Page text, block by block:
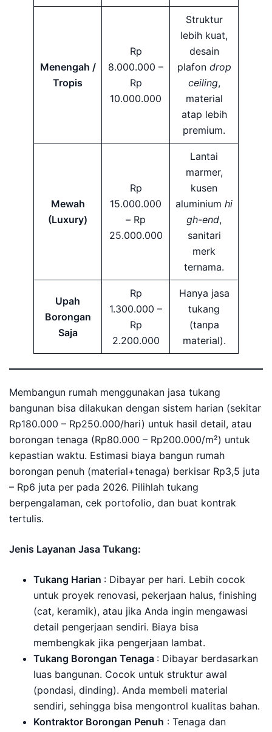
Menengah /
Tropis
Rp
8.000.000 –
Rp
10.000.000
Struktur
lebih kuat,
desain
plafon drop
ceiling,
material
atap lebih
premium.
Mewah
(Luxury)
Rp
15.000.000
– Rp
25.000.000
Lantai
marmer,
kusen
aluminium hi
gh-end,
sanitari
merk
ternama.
Upah
Borongan
Saja
Rp
1.300.000 –
Rp
2.200.000
Hanya jasa
tukang
(tanpa
material).
Membangun rumah menggunakan jasa tukang
bangunan bisa dilakukan dengan sistem harian (sekitar
Rp180.000 – Rp250.000/hari) untuk hasil detail, atau
borongan tenaga (Rp80.000 – Rp200.000/m²) untuk
kepastian waktu. Estimasi biaya bangun rumah
borongan penuh (material+tenaga) berkisar Rp3,5 juta
– Rp6 juta per pada 2026. Pilihlah tukang
berpengalaman, cek portofolio, dan buat kontrak
tertulis.
Jenis Layanan Jasa Tukang:
Tukang Harian : Dibayar per hari. Lebih cocok
untuk proyek renovasi, pekerjaan halus, finishing
(cat, keramik), atau jika Anda ingin mengawasi
detail pengerjaan sendiri. Biaya bisa
membengkak jika pengerjaan lambat.
Tukang Borongan Tenaga : Dibayar berdasarkan
luas bangunan. Cocok untuk struktur awal
(pondasi, dinding). Anda membeli material
sendiri, sehingga bisa mengontrol kualitas bahan.
Kontraktor Borongan Penuh : Tenaga dan